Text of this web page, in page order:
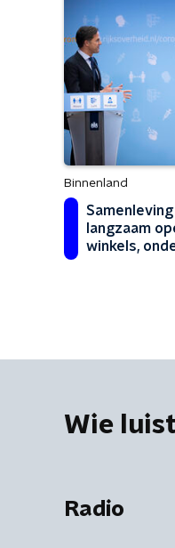
Binnenland
langzaam
winkels,
Wie
Radio